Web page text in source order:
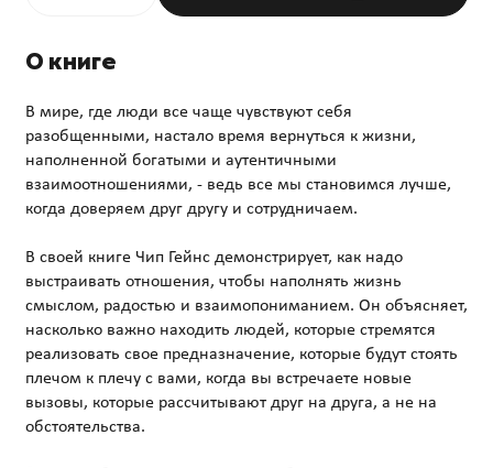
О книге
В мире, где люди все чаще чувствуют себя
разобщенными, настало время вернуться к жизни,
наполненной богатыми и аутентичными
взаимоотношениями, - ведь все мы становимся лучше,
когда доверяем друг другу и сотрудничаем.
В своей книге Чип Гейнс демонстрирует, как надо
выстраивать отношения, чтобы наполнять жизнь
смыслом, радостью и взаимопониманием. Он объясняет,
насколько важно находить людей, которые стремятся
реализовать свое предназначение, которые будут стоять
плечом к плечу с вами, когда вы встречаете новые
вызовы, которые рассчитывают друг на друга, а не на
обстоятельства.